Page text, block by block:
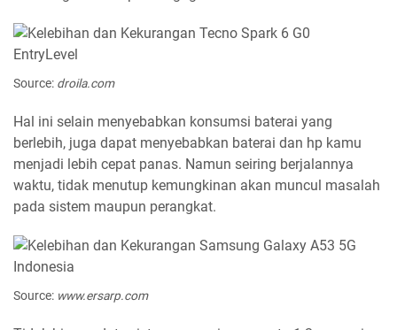
Source: droila.com
Hal ini selain menyebabkan konsumsi baterai yang
berlebih, juga dapat menyebabkan baterai dan hp kamu
menjadi lebih cepat panas. Namun seiring berjalannya
waktu, tidak menutup kemungkinan akan muncul masalah
pada sistem maupun perangkat.
Source: www.ersarp.com